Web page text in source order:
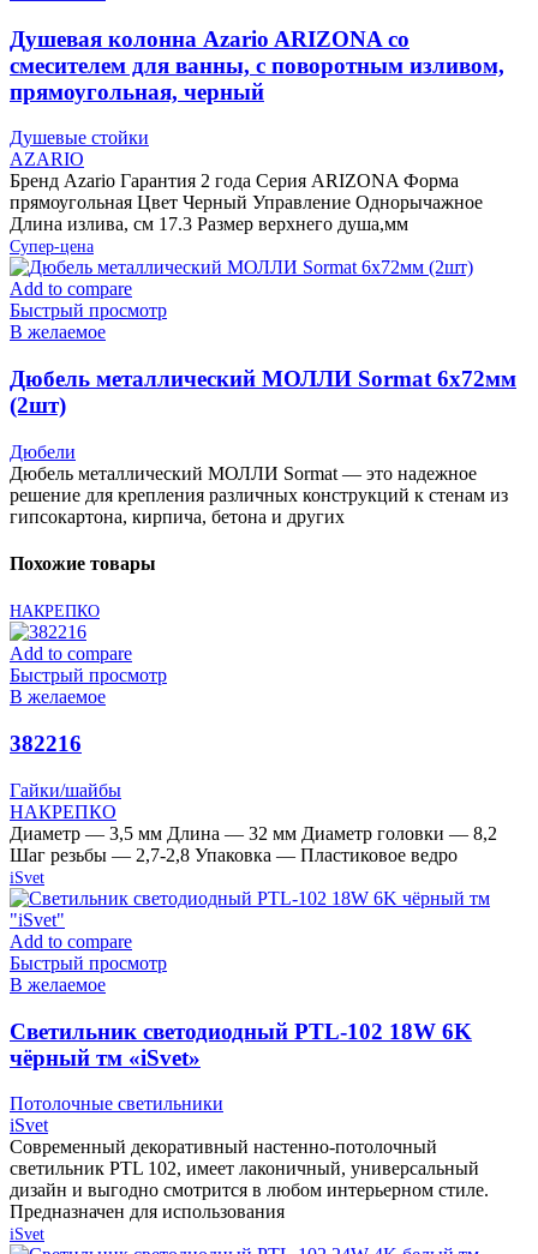
Душевая колонна Azario ARIZONA со
смесителем для ванны, с поворотным изливом,
прямоугольная, черный
Душевые стойки
AZARIO
Бренд Azario Гарантия 2 года Серия ARIZONA Форма
прямоугольная Цвет Черный Управление Однорычажное
Длина излива, см 17.3 Размер верхнего душа,мм
Супер-цена
Add to compare
Быстрый просмотр
В желаемое
Дюбель металлический МОЛЛИ Sormat 6х72мм
(2шт)
Дюбели
Дюбель металлический МОЛЛИ Sormat — это надежное
решение для крепления различных конструкций к стенам из
гипсокартона, кирпича, бетона и других
Похожие товары
НАКРЕПКО
Add to compare
Быстрый просмотр
В желаемое
382216
Гайки/шайбы
НАКРЕПКО
Диаметр — 3,5 мм Длина — 32 мм Диаметр головки — 8,2
Шаг резьбы — 2,7-2,8 Упаковка — Пластиковое ведро
iSvet
Add to compare
Быстрый просмотр
В желаемое
Cветильник светодиодный PTL-102 18W 6K
чёрный тм «iSvet»
Потолочные светильники
iSvet
Современный декоративный настенно-потолочный
светильник PTL 102, имеет лаконичный, универсальный
дизайн и выгодно смотрится в любом интерьерном стиле.
Предназначен для использования
iSvet